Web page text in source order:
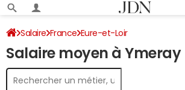
Salaire France Eure-et-Loir
Salaire moyen à Ymeray